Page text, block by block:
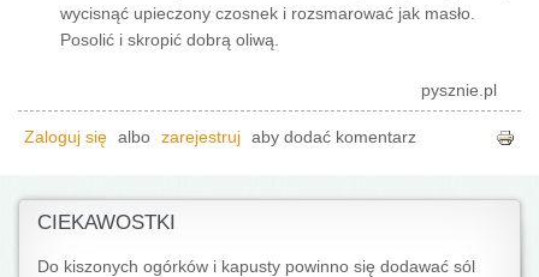
wycisnąć upieczony czosnek i rozsmarować jak masło.
Posolić i skropić dobrą oliwą.
pysznie.pl
Zaloguj się albo zarejestruj aby dodać komentarz
CIEKAWOSTKI
Do kiszonych ogórków i kapusty powinno się dodawać sól